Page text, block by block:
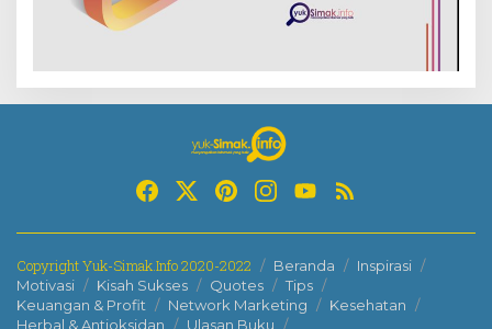
Copyright Yuk-Simak.Info 2020-2022 Beranda
Inspirasi
Motivasi
Kisah Sukses Quotes
Tips
Keuangan & Profit
Network Marketing
Kesehatan
Herbal & Antioksidan
Ulasan Buku